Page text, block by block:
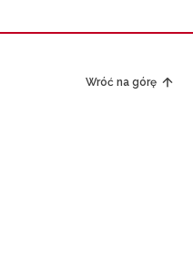
Wróć na górę